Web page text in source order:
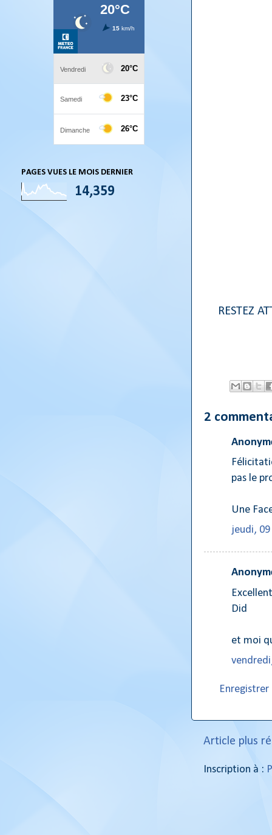
RESTEZ
2
pas le
Une
jeudi,
Did
et moi
Article plus
Inscription à :
PAGES VUES LE MOIS DERNIER
14,359